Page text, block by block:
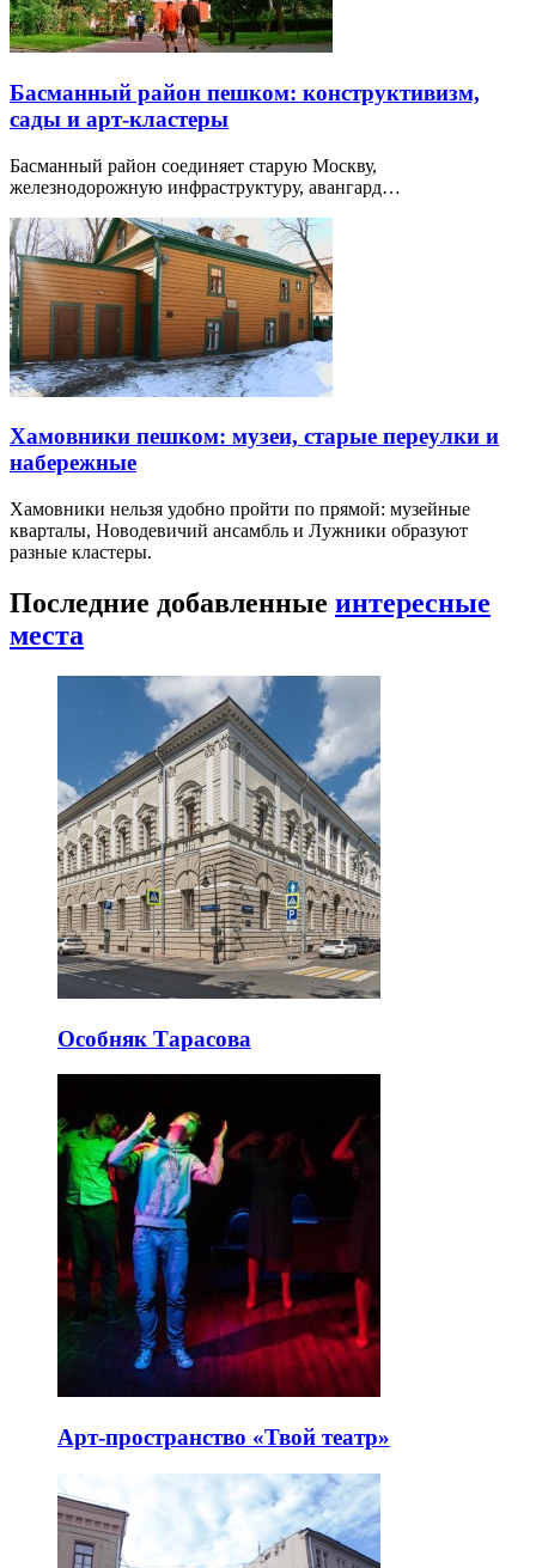
Басманный район пешком: конструктивизм,
сады и арт-кластеры
Басманный район соединяет старую Москву,
железнодорожную инфраструктуру, авангард…
Хамовники пешком: музеи, старые переулки и
набережные
Хамовники нельзя удобно пройти по прямой: музейные
кварталы, Новодевичий ансамбль и Лужники образуют
разные кластеры.
Последние добавленные интересные
места
Особняк Тарасова
Арт-пространство «Твой театр»